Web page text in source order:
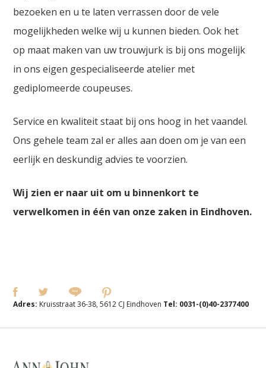
bezoeken en u te laten verrassen door de vele
mogelijkheden welke wij u kunnen bieden. Ook het
op maat maken van uw trouwjurk is bij ons mogelijk
in ons eigen gespecialiseerde atelier met
gediplomeerde coupeuses.
Service en kwaliteit staat bij ons hoog in het vaandel.
Ons gehele team zal er alles aan doen om je van een
eerlijk en deskundig advies te voorzien.
Wij zien er naar uit om u binnenkort te
verwelkomen in één van onze zaken in Eindhoven.
Adres: Kruisstraat 36-38, 5612 CJ Eindhoven Tel: 0031-(0)40-2377400